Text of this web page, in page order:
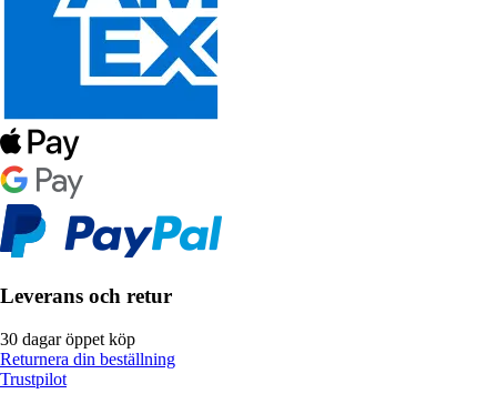
Leverans och retur
30 dagar öppet köp
Returnera din beställning
Trustpilot